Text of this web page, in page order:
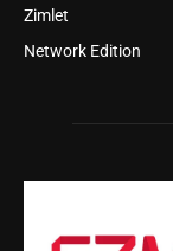
Zimlet
Network Edition